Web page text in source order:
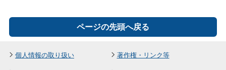
ページの先頭へ戻る
個人情報の取り扱い
著作権・リンク等